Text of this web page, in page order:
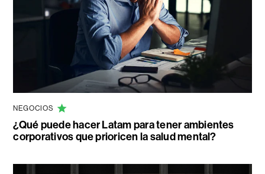
NEGOCIOS
¿Qué puede hacer Latam para tener ambientes
corporativos que prioricen la salud mental?